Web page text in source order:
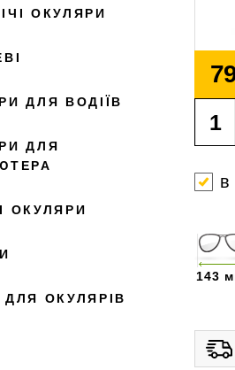
ОКУЛЯРИ
ДЛЯ ВОДІЇВ
ДЛЯ
ОКУЛЯРИ
ОКУЛЯРІВ
в
143